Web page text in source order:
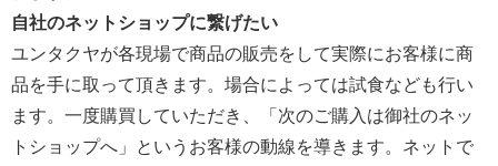
自社のネットショップに繋げたい
ユンタクヤが各現場で商品の販売をして実際にお客様に商
品を手に取って頂きます。場合によっては試食なども行い
ます。一度購買していただき、「次のご購入は御社のネッ
トショップへ」というお客様の動線を導きます。ネットで